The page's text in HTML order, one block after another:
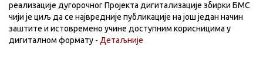
реализације дугорочног Пројекта дигитализације збирки БМС
чији је циљ да се највредније публикације на још један начин
заштите и истовремено учине доступним корисницима у
дигиталном формату - Детаљније